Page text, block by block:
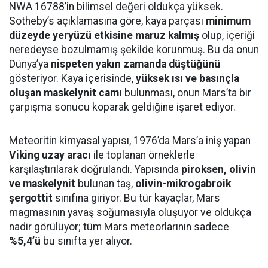
NWA 16788’in bilimsel değeri oldukça yüksek.
Sotheby’s açıklamasına göre, kaya parçası minimum
düzeyde yeryüzü etkisine maruz kalmış olup, içeriği
neredeyse bozulmamış şekilde korunmuş. Bu da onun
Dünya’ya nispeten yakın zamanda düştüğünü
gösteriyor. Kaya içerisinde, yüksek ısı ve basınçla
oluşan maskelynit camı bulunması, onun Mars’ta bir
çarpışma sonucu koparak geldiğine işaret ediyor.
Meteoritin kimyasal yapısı, 1976’da Mars’a iniş yapan
Viking uzay aracı ile toplanan örneklerle
karşılaştırılarak doğrulandı. Yapısında piroksen, olivin
ve maskelynit bulunan taş, olivin-mikrogabroik
şergottit sınıfına giriyor. Bu tür kayaçlar, Mars
magmasının yavaş soğumasıyla oluşuyor ve oldukça
nadir görülüyor; tüm Mars meteorlarının sadece
%5,4’ü bu sınıfta yer alıyor.